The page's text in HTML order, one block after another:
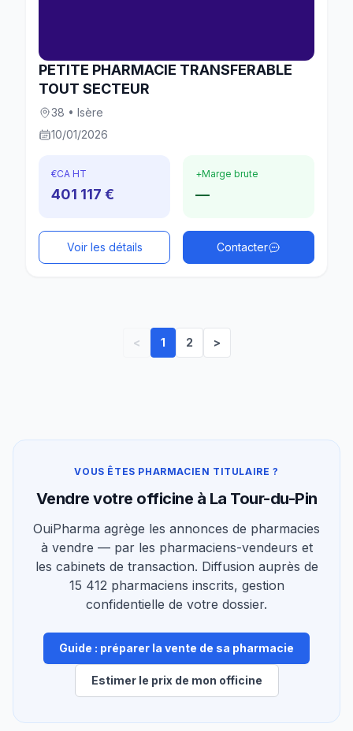
PETITE PHARMACIE TRANSFERABLE
TOUT SECTEUR
38 • Isère
10/01/2026
€CA HT
401 117 €
+Marge brute
—
Voir les détails Contacter
< 1 2 >
VOUS ÊTES PHARMACIEN TITULAIRE ?
Vendre votre officine à La Tour-du-Pin
OuiPharma agrège les annonces de pharmacies
à vendre — par les pharmaciens-vendeurs et
les cabinets de transaction. Diffusion auprès de
15 412 pharmaciens inscrits, gestion
confidentielle de votre dossier.
Guide : préparer la vente de sa pharmacie
Estimer le prix de mon officine